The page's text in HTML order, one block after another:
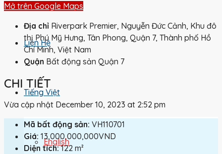
Liên Hệ
Tiếng Việt
English
Mở trên Google Maps
Địa chỉ Riverpark Premier, Nguyễn Đức Cảnh, Khu đô
thị Phú Mỹ Hưng, Tân Phong, Quận 7, Thành phố Hồ
Chí Minh, Việt Nam
Quận Bất động sản Quận 7
CHI TIẾT
Vừa cập nhật December 10, 2023 at 2:52 pm
Mã bất động sản: VH110701
Giá: 13,000,000,000VND
Diện tích: 122 m²